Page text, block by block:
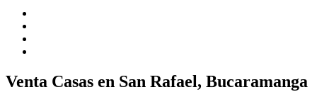
Venta Casas en San Rafael, Bucaramanga